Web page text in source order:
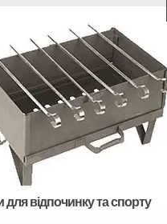
для відпочинку та спорту